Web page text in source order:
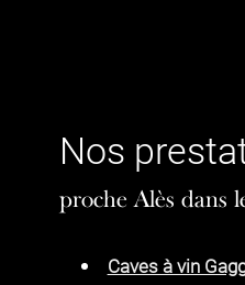
Nos
proche Alès dans
Caves à vin